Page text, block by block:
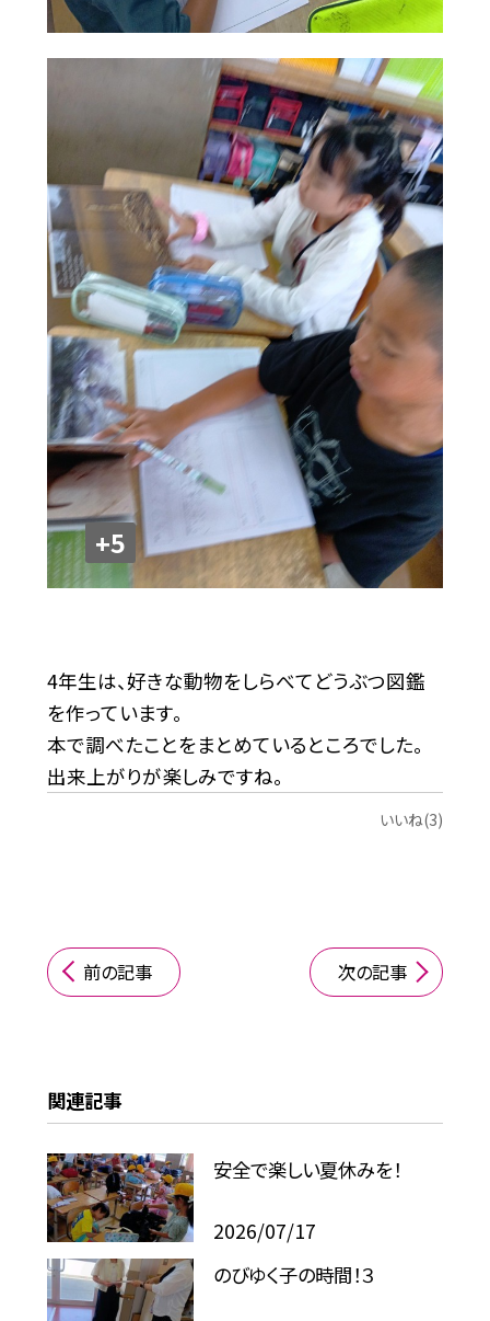
+5
4年生は、好きな動物をしらべてどうぶつ図鑑
を作っています。
本で調べたことをまとめているところでした。
出来上がりが楽しみですね。
いいね(3)
前の記事 次の記事
関連記事
安全で楽しい夏休みを！
2026/07/17
のびゆく子の時間！３